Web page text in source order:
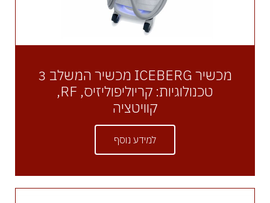
מכשיר ICEBERG מכשיר המשלב 3
טכנולוגיות: קריוליפוליזיס, RF,
קוויטציה
למידע נוסף